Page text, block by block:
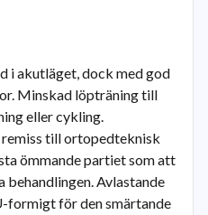
i akutläget, dock med god
Minskad löpträning till
eller cykling.
till ortopedteknisk
ömmande partiet som att
behandlingen. Avlastande
formigt för den smärtande